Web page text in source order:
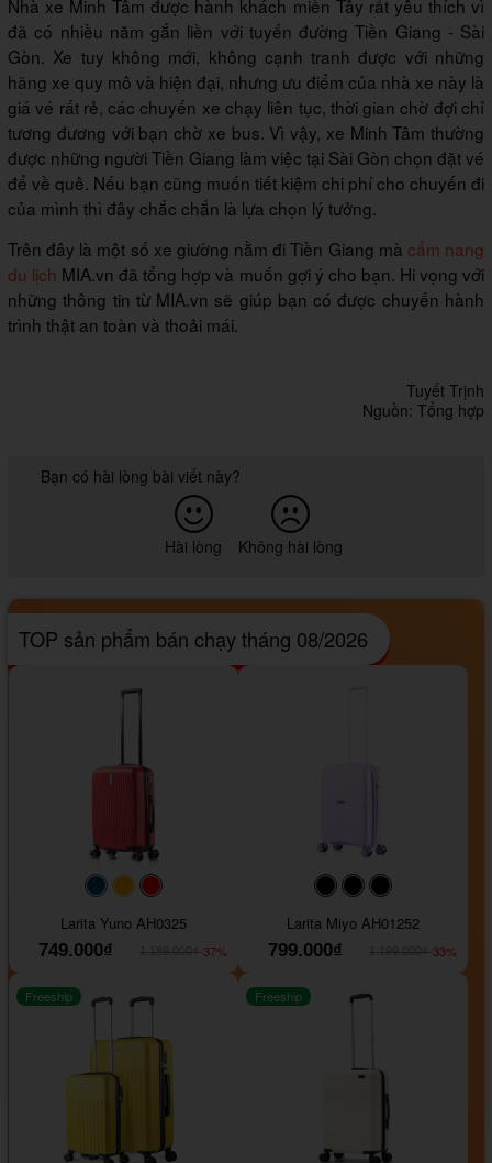
Nhà xe Minh Tâm được hành khách miền Tây rất yêu thích vì
đã có nhiều năm gắn liền với tuyến đường Tiền Giang - Sài
Gòn. Xe tuy không mới, không cạnh tranh được với những
hãng xe quy mô và hiện đại, nhưng ưu điểm của nhà xe này là
giá vé rất rẻ, các chuyến xe chạy liên tục, thời gian chờ đợi chỉ
tương đương với bạn chờ xe bus. Vì vậy, xe Minh Tâm thường
được những người Tiền Giang làm việc tại Sài Gòn chọn đặt vé
để về quê. Nếu bạn cũng muốn tiết kiệm chi phí cho chuyến đi
của mình thì đây chắc chắn là lựa chọn lý tưởng.
Trên đây là một số xe giường nằm đi Tiền Giang mà cẩm nang
du lịch MIA.vn đã tổng hợp và muốn gợi ý cho bạn. Hi vọng với
những thông tin từ MIA.vn sẽ giúp bạn có được chuyến hành
trình thật an toàn và thoải mái.
Tuyết Trịnh
Nguồn: Tổng hợp
Bạn có hài lòng bài viết này?
Hài lòng Không hài lòng
TOP sản phẩm bán chạy tháng 08/2026
#093f69#ffa500
Larita Yuno AH0325
749.000₫
-37%
#000000#000000
Larita Miyo AH01252
799.000₫
-33%
Freeship Freeship